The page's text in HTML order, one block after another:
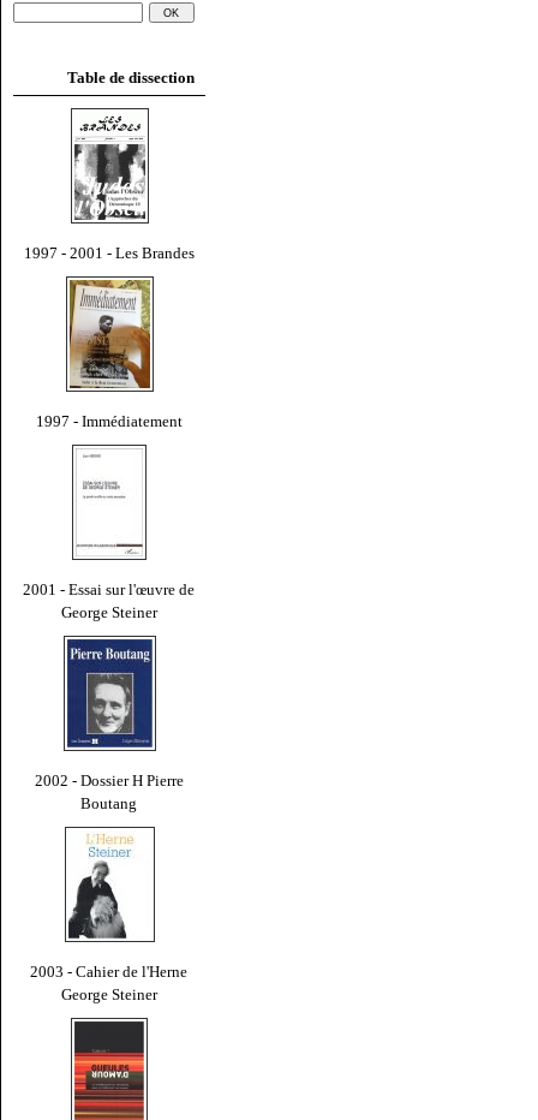
Table de dissection
1997 - 2001 - Les Brandes
1997 - Immédiatement
2001 - Essai sur l'œuvre de
George Steiner
2002 - Dossier H Pierre
Boutang
2003 - Cahier de l'Herne
George Steiner